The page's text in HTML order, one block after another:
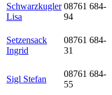
Schwarzkugler
Lisa
08761 684-
94
Setzensack
Ingrid
08761 684-
31
Sigl Stefan
08761 684-
55